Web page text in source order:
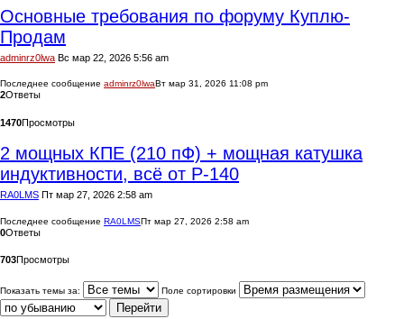
Основные требования по форуму Куплю-
Продам
adminrz0lwa Вс мар 22, 2026 5:56 am
Последнее сообщение adminrz0lwaВт мар 31, 2026 11:08 pm
2Ответы
1470Просмотры
2 мощных КПЕ (210 пФ) + мощная катушка
индуктивности, всё от Р-140
RA0LMS Пт мар 27, 2026 2:58 am
Последнее сообщение RA0LMSПт мар 27, 2026 2:58 am
0Ответы
703Просмотры
Показать темы за: Поле сортировки